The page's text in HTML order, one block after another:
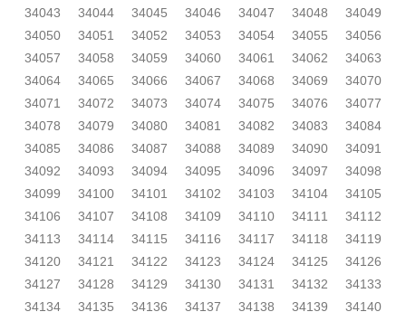
34043
34044 34045 34046 34047 34048
34049
34050
34051 34052 34053 34054 34055
34056
34057
34058 34059 34060 34061 34062
34063
34064
34065 34066 34067 34068 34069
34070
34071
34072 34073 34074 34075 34076
34077
34078
34079 34080 34081 34082 34083
34084
34085
34086 34087 34088 34089 34090
34091
34092
34093 34094 34095 34096 34097
34098
34099
34100 34101 34102 34103 34104
34105
34106
34107 34108 34109 34110 34111
34112
34113
34114 34115 34116 34117 34118
34119
34120
34121 34122 34123 34124 34125
34126
34127
34128 34129 34130 34131 34132
34133
34134
34135 34136 34137 34138 34139
34140